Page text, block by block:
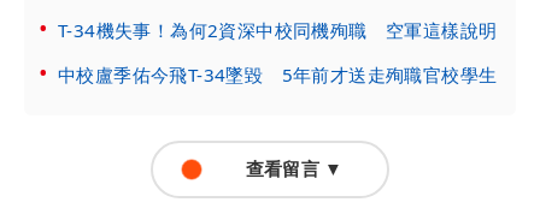
T-34機失事！為何2資深中校同機殉職 空軍這樣說明
中校盧季佑今飛T-34墜毀 5年前才送走殉職官校學生
查看留言 ▼